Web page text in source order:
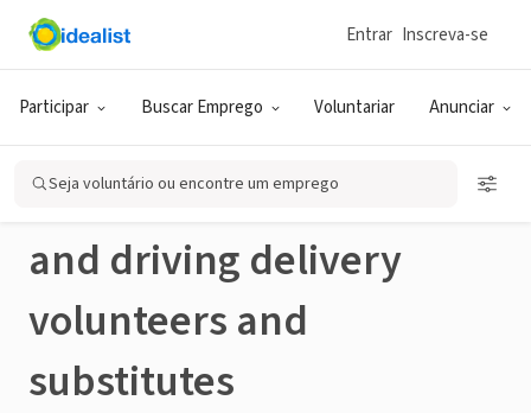
Participar Buscar Emprego Voluntariar Anunciar
Entrar Inscreva-se
Seja voluntário ou encontre um emprego
ONG (SETOR SOCIAL)
Publicado há 2 meses
Meals on Wheels walking
and driving delivery
volunteers and
substitutes